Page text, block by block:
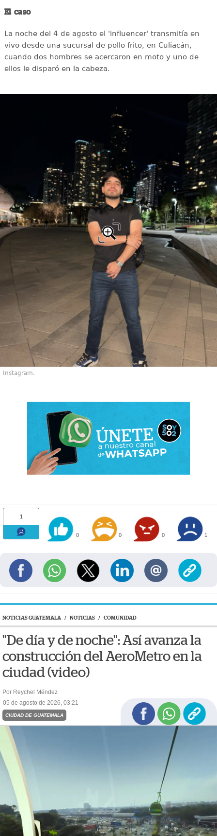
El caso
La noche del 4 de agosto el 'influencer' transmitía en
vivo desde una sucursal de pollo frito, en Culiacán,
cuando dos hombres se acercaron en moto y uno de
ellos le disparó en la cabeza.
Instagram.
1
0 0 0 1
NOTICIAS GUATEMALA / NOTICIAS / COMUNIDAD
"De día y de noche": Así avanza la
construcción del AeroMetro en la
ciudad (video)
Por Reychel Méndez
05 de agosto de 2026, 03:21
CIUDAD DE GUATEMALA